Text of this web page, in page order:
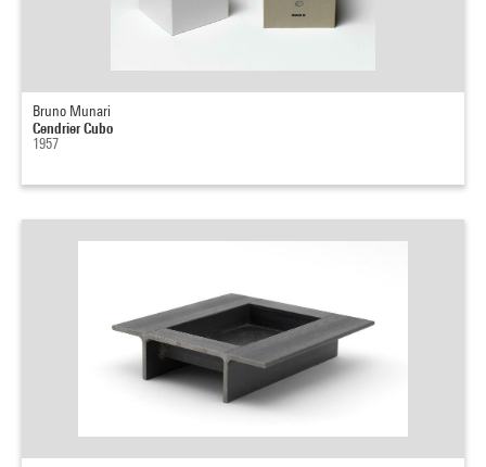
Bruno Munari
Cendrier Cubo
1957